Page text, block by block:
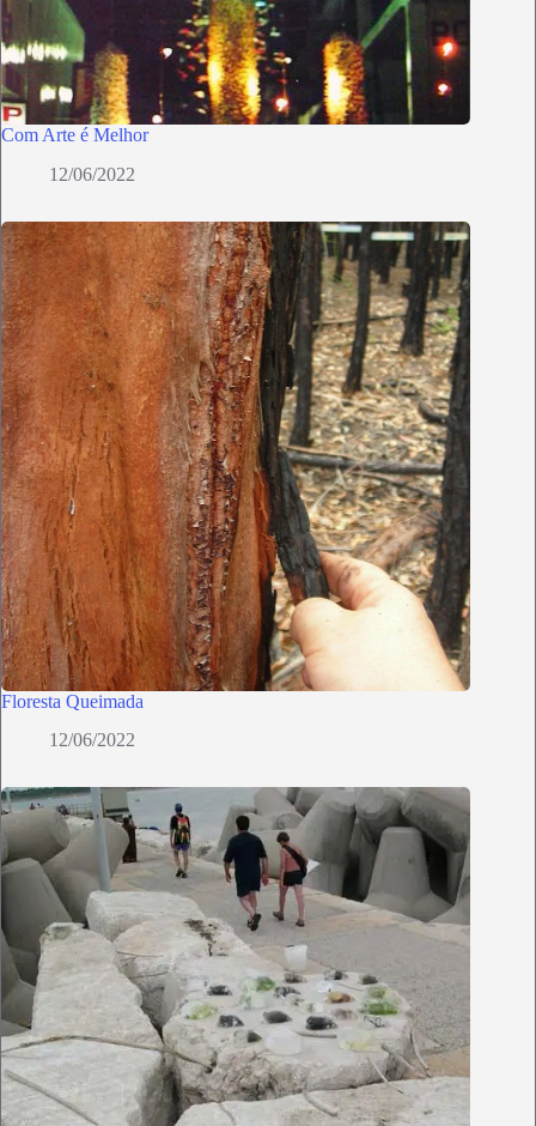
Com Arte é Melhor
12/06/2022
Floresta Queimada
12/06/2022